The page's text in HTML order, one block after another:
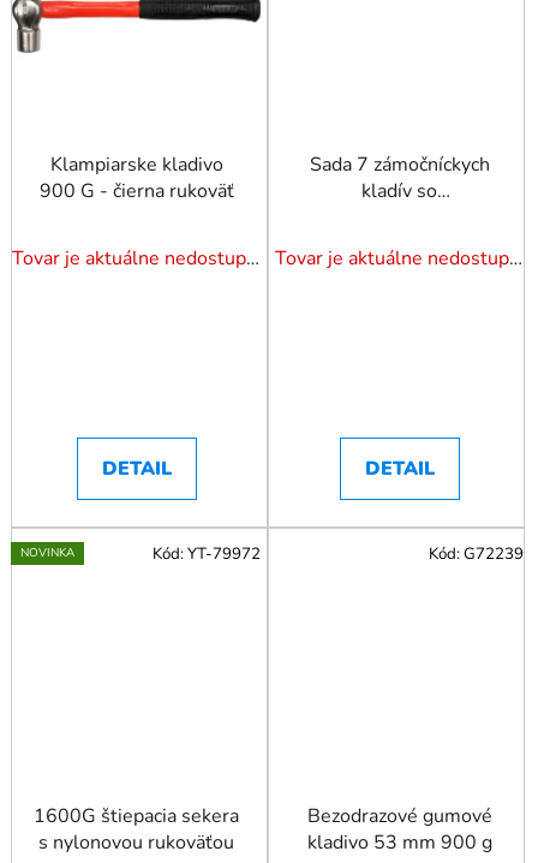
Klampiarske kladivo
900 G - čierna rukoväť
Tovar je aktuálne nedostupný. Dotazuj dostupnosť.
DETAIL
Sada 7 zámočníckych
kladív so
rukoväťou 100-2000 g
Tovar je aktuálne nedostupný. Dotazuj dostupnosť.
DETAIL
NOVINKA
1600G štiepacia sekera
s nylonovou rukoväťou
Kód:YT-79972
Bezodrazové gumové
kladivo 53 mm 900 g
Kód:G72239